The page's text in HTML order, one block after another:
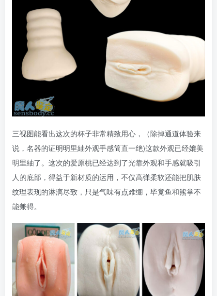
三视图能看出这次的杯子非常精致用心，（除掉通道体验来
说，名器的证明明里紬外观手感简直一绝)这款外观已经媲美
明里紬了。这次的爱原桃已经达到了光靠外观和手感就吸引
人的底部，得益于新材质的运用，不仅高弹柔软还能把肌肤
纹理表现的淋漓尽致，只是气味有点难绷，毕竟鱼和熊掌不
能兼得。